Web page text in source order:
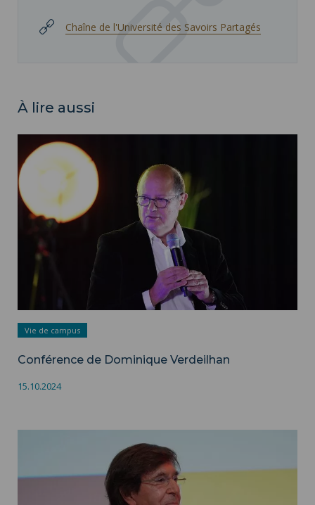
Chaîne de l'Université des Savoirs Partagés
À lire aussi
Photo de la conférence - Service communication ISH
Vie de campus
Conférence de Dominique Verdeilhan
15.10.2024